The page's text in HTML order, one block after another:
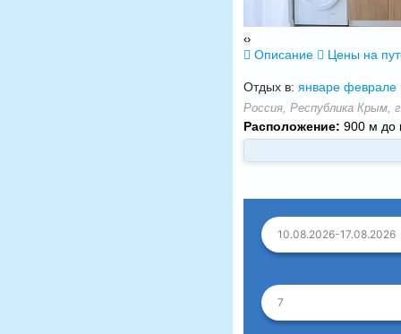
‹›
Описание Цены на
Отдых в: январе феврале
Россия, Республика Крым,
Расположение: 900 м до
10.08.2026-17.08.2026
7